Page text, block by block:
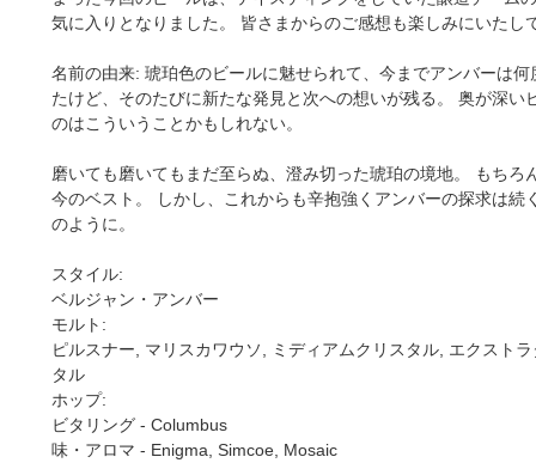
気に入りとなりました。 皆さまからのご感想も楽しみにいたし
名前の由来: 琥珀色のビールに魅せられて、今までアンバーは何
たけど、そのたびに新たな発見と次への想いが残る。 奥が深い
のはこういうことかもしれない。
磨いても磨いてもまだ至らぬ、澄み切った琥珀の境地。 もちろ
今のベスト。 しかし、これからも辛抱強くアンバーの探求は続
のように。
スタイル:
ベルジャン・アンバー
モルト:
ピルスナー, マリスカワウソ, ミディアムクリスタル, エクストラ
タル
ホップ:
ビタリング - Columbus
味・アロマ - Enigma, Simcoe, Mosaic